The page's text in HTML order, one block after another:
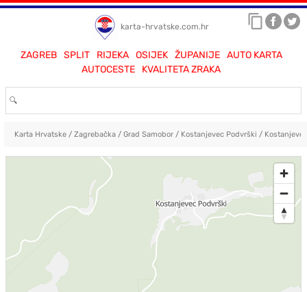
karta-hrvatske.com.hr
ZAGREB SPLIT RIJEKA OSIJEK ŽUPANIJE
AUTO KARTA
AUTOCESTE
KVALITETA ZRAKA
Karta Hrvatske/ Zagrebačka/ Grad Samobor/ Kostanjevec Podvrški /